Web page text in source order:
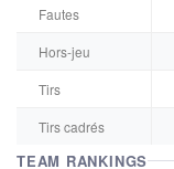
Fautes
Hors-jeu
Tirs
Tirs cadrés
TEAM RANKINGS